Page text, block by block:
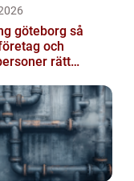
göteborg så
och
rätt